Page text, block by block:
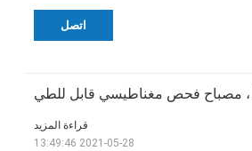
اتصل
قراءة المزيد
2021-05-28 13:49:46